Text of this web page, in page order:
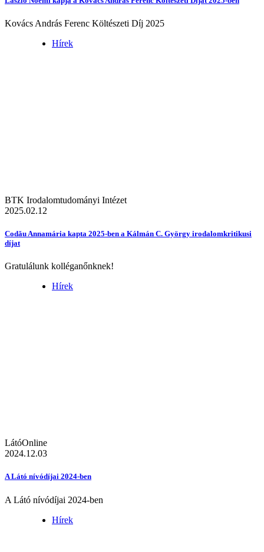
Kovács András Ferenc Költészeti Díj 2025
Hírek
BTK Irodalomtudományi Intézet
2025.02.12
Codău Annamária kapta 2025-ben a Kálmán C. György irodalomkritikusi
díjat
Gratulálunk kolléganőnknek!
Hírek
LátóOnline
2024.12.03
A Látó nívódíjai 2024-ben
A Látó nívódíjai 2024-ben
Hírek